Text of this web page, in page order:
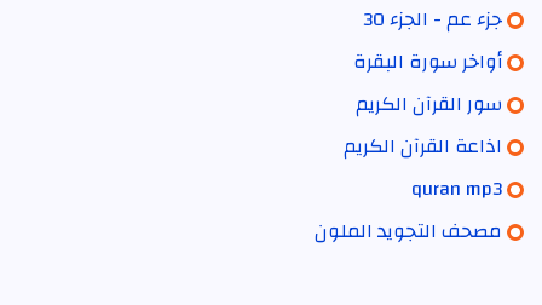
جزء عم - الجزء 30
أواخر سورة البقرة
سور القرآن الكريم
اذاعة القرآن الكريم
quran mp3
مصحف التجويد الملون